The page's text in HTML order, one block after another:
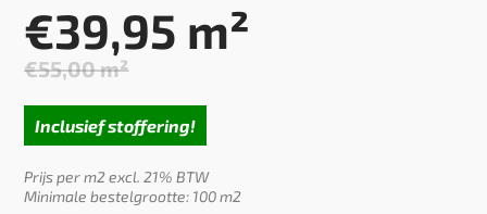
€55,00m²
Oorspronkelijke
prijs
was:
€55,00.
€39,95 m²
Huidige
prijs
is:
€39,95.
Inclusief stoffering!
Prijs per m2 excl. 21% BTW
Minimale bestelgrootte: 100 m2